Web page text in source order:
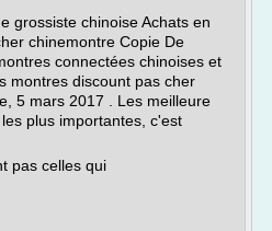
grossiste chinoise Achats en
chinemontre Copie De
connectées chinoises et
montres discount pas cher
5 mars 2017 . Les meilleure
plus importantes, c'est
pas celles qui